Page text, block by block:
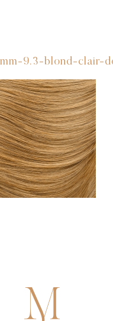
9.3-blond-clair-